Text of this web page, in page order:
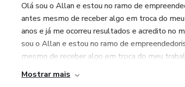
Olá sou o Allan e estou no ramo de
antes mesmo de receber algo em troca do
anos e já me ocorreu resultados e acredito no
sou o Allan e estou no ramo de
mesmo de receber algo em troca do meu
Mostrar mais